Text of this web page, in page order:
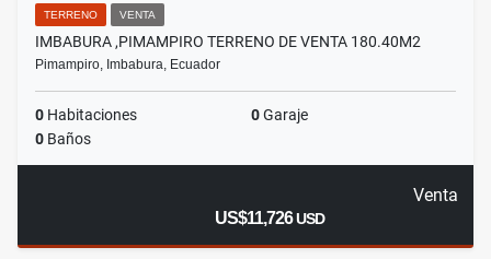
TERRENO VENTA
IMBABURA ,PIMAMPIRO TERRENO DE VENTA 180.40M2
Pimampiro, Imbabura, Ecuador
0 Habitaciones 0Garaje
0 Baños
Venta
US$11,726USD